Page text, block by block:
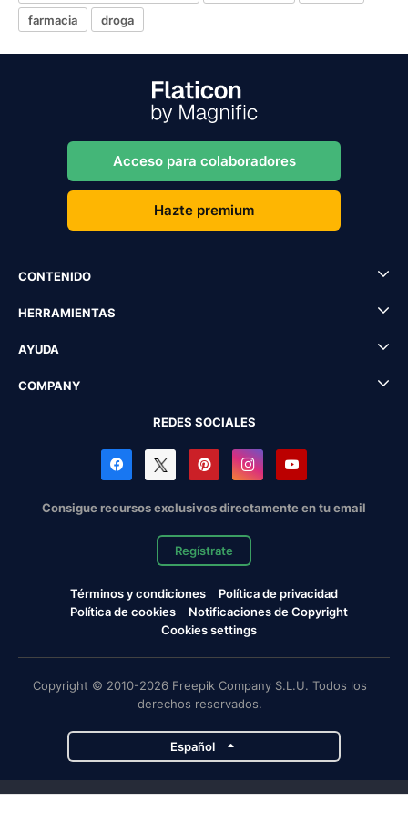
farmacia
droga
Acceso para colaboradores
Hazte premium
CONTENIDO
HERRAMIENTAS
AYUDA
COMPANY
REDES SOCIALES
Consigue recursos exclusivos directamente en tu email
Regístrate
Términos y condiciones
Política de privacidad
Política de cookies
Notificaciones de Copyright
Cookies settings
Copyright © 2010-2026 Freepik Company S.L.U. Todos los
derechos reservados.
Español